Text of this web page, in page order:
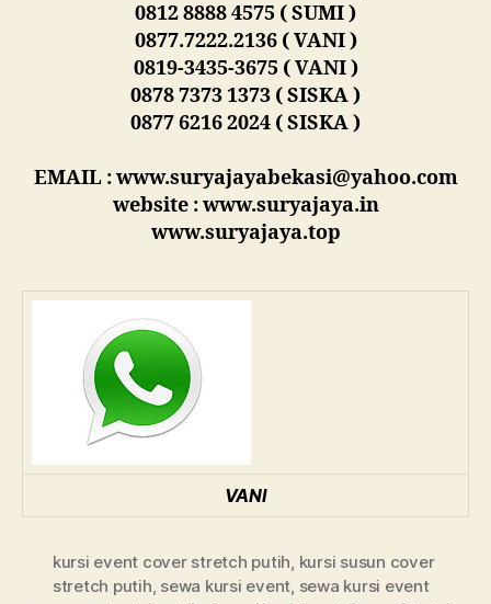
0812 8888 4575 ( SUMI )
0877.7222.2136 ( VANI )
0819-3435-3675 ( VANI )
0878 7373 1373 ( SISKA )
0877 6216 2024 ( SISKA )
EMAIL : www.suryajayabekasi@yahoo.com
website : www.suryajaya.in
www.suryajaya.top
VANI
kursi event cover stretch putih kursi susun cover
stretch putih sewa kursi event sewa kursi event